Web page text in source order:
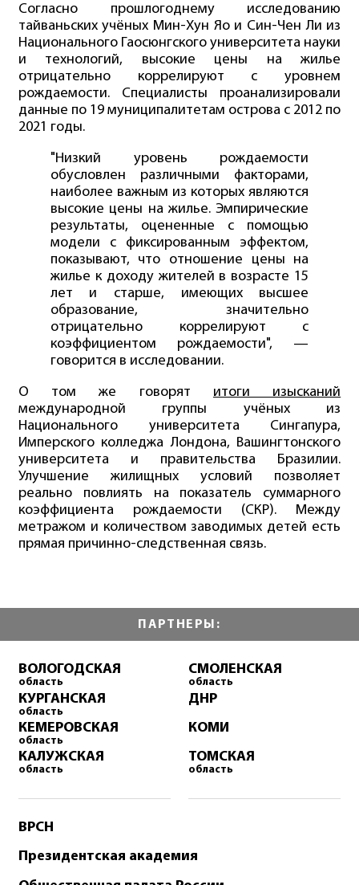
Согласно прошлогоднему исследованию
тайваньских учёных Мин-Хун Яо и Син-Чен Ли из
Национального Гаосюнгского университета науки
и технологий, высокие цены на жилье
отрицательно коррелируют с уровнем
рождаемости. Специалисты проанализировали
данные по 19 муниципалитетам острова с 2012 по
2021 годы.
"Низкий уровень рождаемости
обусловлен различными факторами,
наиболее важным из которых являются
высокие цены на жилье. Эмпирические
результаты, оцененные с помощью
модели с фиксированным эффектом,
показывают, что отношение цены на
жилье к доходу жителей в возрасте 15
лет и старше, имеющих высшее
образование, значительно
отрицательно коррелируют с
коэффициентом рождаемости", —
говорится в исследовании.
О том же говорят итоги изысканий
международной группы учёных из
Национального университета Сингапура,
Имперского колледжа Лондона, Вашингтонского
университета и правительства Бразилии.
Улучшение жилищных условий позволяет
реально повлиять на показатель суммарного
коэффициента рождаемости (СКР). Между
метражом и количеством заводимых детей есть
прямая причинно-следственная связь.
ПАРТНЕРЫ:
ВОЛОГОДСКАЯ
область
КУРГАНСКАЯ
область
КЕМЕРОВСКАЯ
область
КАЛУЖСКАЯ
область
СМОЛЕНСКАЯ
область
ДНР
КОМИ
ТОМСКАЯ
область
ВРСН
Президентская академия